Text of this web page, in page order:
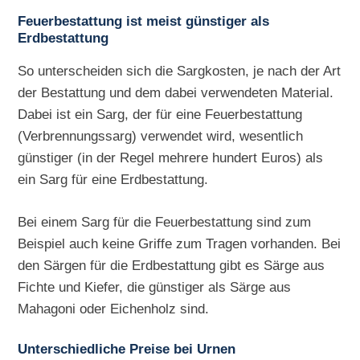
Feuerbestattung ist meist günstiger als
Erdbestattung
So unterscheiden sich die Sargkosten, je nach der Art
der Bestattung und dem dabei verwendeten Material.
Dabei ist ein Sarg, der für eine Feuerbestattung
(Verbrennungssarg) verwendet wird, wesentlich
günstiger (in der Regel mehrere hundert Euros) als
ein Sarg für eine Erdbestattung.
Bei einem Sarg für die Feuerbestattung sind zum
Beispiel auch keine Griffe zum Tragen vorhanden. Bei
den Särgen für die Erdbestattung gibt es Särge aus
Fichte und Kiefer, die günstiger als Särge aus
Mahagoni oder Eichenholz sind.
Unterschiedliche Preise bei Urnen